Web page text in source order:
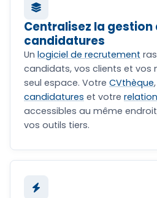
Centralisez la gestion
candidatures
Un logiciel de recrutement
candidats, vos clients et vos
seul espace. Votre CVthèque
candidatures et votre
accessibles au même
vos outils tiers.